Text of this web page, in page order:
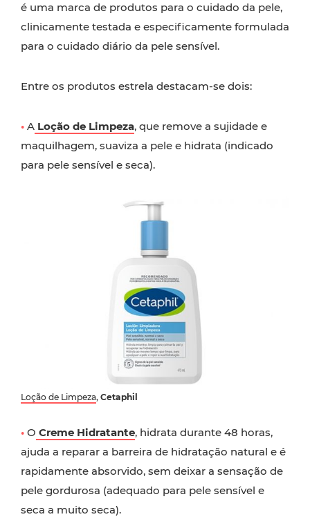
é uma marca de produtos para o cuidado da pele,
clinicamente testada e especificamente formulada
para o cuidado diário da pele sensível.
Entre os produtos estrela destacam-se dois:
• A Loção de Limpeza, que remove a sujidade e
maquilhagem, suaviza a pele e hidrata (indicado
para pele sensível e seca).
Loção de Limpeza, Cetaphil
• O Creme Hidratante, hidrata durante 48 horas,
ajuda a reparar a barreira de hidratação natural e é
rapidamente absorvido, sem deixar a sensação de
pele gordurosa (adequado para pele sensível e
seca a muito seca).